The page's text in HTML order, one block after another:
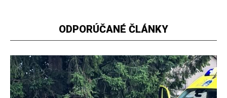
ODPORÚČANÉ ČLÁNKY